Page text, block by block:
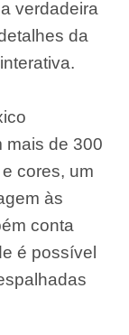
verdadeira
da
mais de 300
cores, um
às
conta
é possível